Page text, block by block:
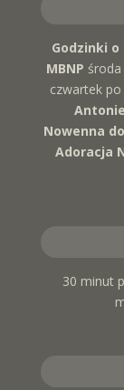
Godzinki o
MBNP środa
czwartek
Nowenna
Adoracja
30 minut